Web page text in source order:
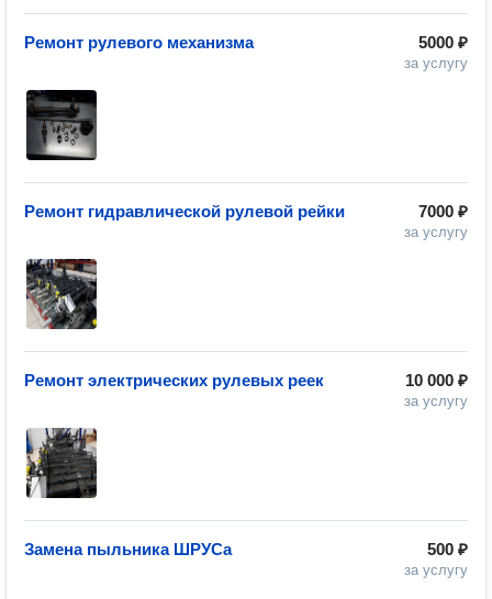
5000 ₽
за услугу
Ремонт рулевого механизма
7000 ₽
за услугу
Ремонт гидравлической рулевой рейки
10 000 ₽
за услугу
Ремонт электрических рулевых реек
500 ₽
за услугу
Замена пыльника ШРУСа